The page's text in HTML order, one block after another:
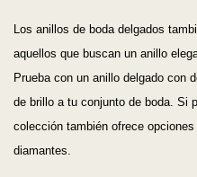
Los anillos de boda delgados
aquellos que buscan un anillo
Prueba con un anillo delgado con
de brillo a tu conjunto de boda. Si
colección también ofrece
diamantes.